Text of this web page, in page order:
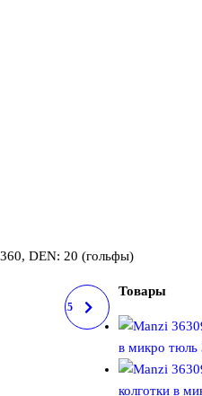
DEN: 20 (гольфы)
DEN: 15
Товары
в микро
колготки в